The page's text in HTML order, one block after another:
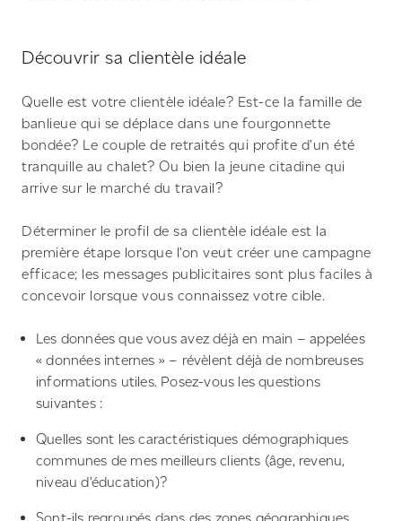
Découvrir sa clientèle idéale
Quelle est votre clientèle idéale? Est-ce la famille de
banlieue qui se déplace dans une fourgonnette
bondée? Le couple de retraités qui profite d’un été
tranquille au chalet? Ou bien la jeune citadine qui
arrive sur le marché du travail?
Déterminer le profil de sa clientèle idéale est la
première étape lorsque l’on veut créer une campagne
efficace; les messages publicitaires sont plus faciles à
concevoir lorsque vous connaissez votre cible.
Les données que vous avez déjà en main – appelées
« données internes » – révèlent déjà de nombreuses
informations utiles. Posez-vous les questions
suivantes :
Quelles sont les caractéristiques démographiques
communes de mes meilleurs clients (âge, revenu,
niveau d’éducation)?